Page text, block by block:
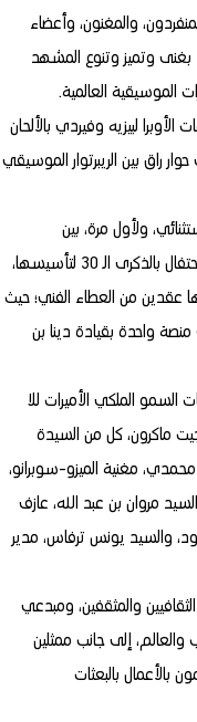
والمغنون، وأعضاء
بغنى وتميز وتنوع المشهد
الموسيقية العالمية.
لبيزيه وفيردي بالألحان
راق بين الريبرتوار الموسيقي
ولأول مرة، بين
الأوركسترا الفيلهارمونية للمغرب، التي تستعد للاحتفال بالذكرى الـ 30 لتأسيسها،
عقدين من العطاء الفني؛ حيث
كورال على منصة واحدة بقيادة دينا بن
الملكي الأميرات للا
ماكرون، كل من السيدة
مغنية الميزو-سوبرانو،
مروان بن عبد الله، عازف
والسيد يونس ترفاس، مدير
والمثقفين، ومبدعي
والعالم، إلى جانب ممثلين
بالأعمال بالبعثات